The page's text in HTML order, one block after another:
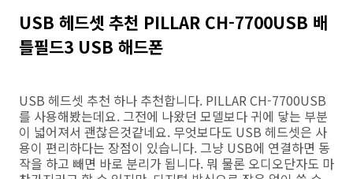
USB 헤드셋 추천 PILLAR CH-7700USB 배
틀필드3 USB 해드폰
USB 헤드셋 추천 하나 추천합니다. PILLAR CH-7700USB
를 사용해봤는데요. 그전에 나왔던 모델보다 귀에 닿는 부분
이 넓어져서 괜찮은것같네요. 무엇보다도 USB 헤드셋은 사
용이 편리하다는 장점이 있습니다. 그냥 USB에 연결하면 동
작을 하고 빼면 바로 분리가 됩니다. 뭐 물론 오디오단자도 마